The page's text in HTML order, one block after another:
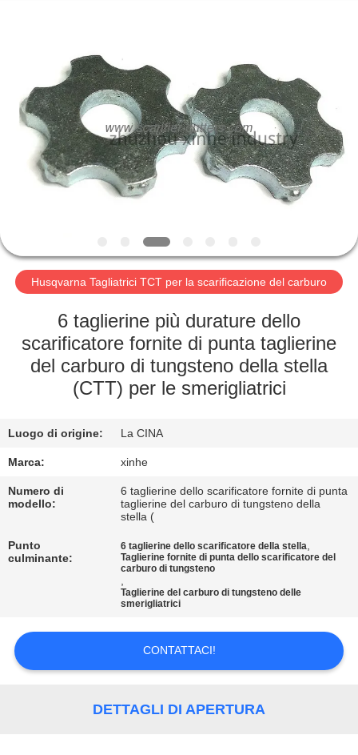
CASA.
PRODOTTI
VIDEO
SU
DI
NOI
VISITA
ALLA
FABBRICA
CONTROLLO
DELLA
QUALITÀ
CONTATTACI
CASI
PREVENTIVO
Husqvarna Tagliatrici TCT per la scarificazione del carburo
6 taglierine più durature dello
scarificatore fornite di punta taglierine
del carburo di tungsteno della stella
(CTT) per le smerigliatrici
Luogo di origine: La CINA
Marca: xinhe
Numero di
modello:
6 taglierine dello scarificatore fornite di punta
taglierine del carburo di tungsteno della
stella (
Punto
culminante:
6 taglierine dello scarificatore della stella,
Taglierine fornite di punta dello scarificatore del
carburo di tungsteno
,
Taglierine del carburo di tungsteno delle
smerigliatrici
CONTATTACI!
DETTAGLI DI APERTURA